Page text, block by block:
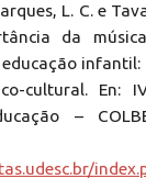
L. C. e
da
infantil:
cultural. En:
–